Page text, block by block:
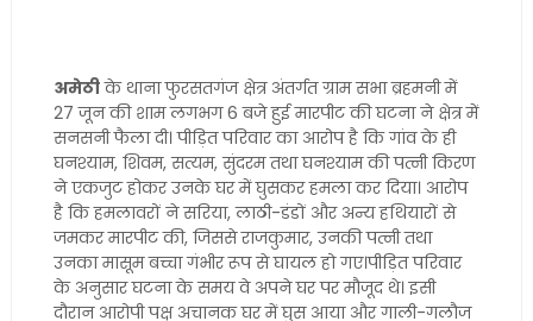
अमेठीके थाना फुरसतगंज क्षेत्र अंतर्गत ग्राम सभा ब्रहमनी में
27 जून की शाम लगभग 6 बजे हुई मारपीट की घटना ने क्षेत्र में
सनसनी फैला दी। पीड़ित परिवार का आरोप है कि गांव के ही
घनश्याम, शिवम, सत्यम, सुंदरम तथा घनश्याम की पत्नी किरण
ने एकजुट होकर उनके घर में घुसकर हमला कर दिया। आरोप
है कि हमलावरों ने सरिया, लाठी-डंडों और अन्य हथियारों से
जमकर मारपीट की, जिससे राजकुमार, उनकी पत्नी तथा
उनका मासूम बच्चा गंभीर रूप से घायल हो गए।पीड़ित परिवार
के अनुसार घटना के समय वे अपने घर पर मौजूद थे। इसी
दौरान आरोपी पक्ष अचानक घर में घुस आया और गाली-गलौज